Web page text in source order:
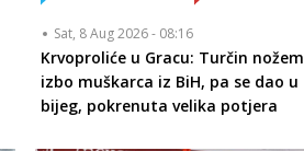
Sat, 8 Aug 2026 - 08:16
Krvoproliće u Gracu: Turčin nožem
izbo muškarca iz BiH, pa se dao u
bijeg, pokrenuta velika potjera